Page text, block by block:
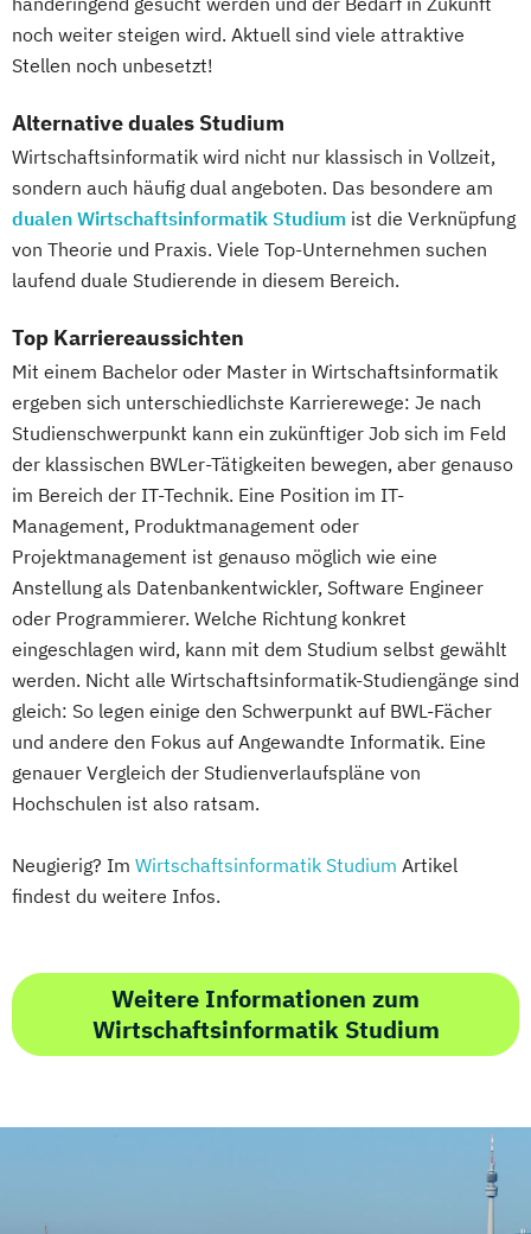
noch weiter steigen wird. Aktuell sind viele attraktive
Stellen noch unbesetzt!
Alternative duales Studium
Wirtschaftsinformatik wird nicht nur klassisch in Vollzeit,
sondern auch häufig dual angeboten. Das besondere am
dualen Wirtschaftsinformatik Studium ist die Verknüpfung
von Theorie und Praxis. Viele Top-Unternehmen suchen
laufend duale Studierende in diesem Bereich.
Top Karriereaussichten
Mit einem Bachelor oder Master in Wirtschaftsinformatik
ergeben sich unterschiedlichste Karrierewege: Je nach
Studienschwerpunkt kann ein zukünftiger Job sich im Feld
der klassischen BWLer-Tätigkeiten bewegen, aber genauso
im Bereich der IT-Technik. Eine Position im IT-
Management, Produktmanagement oder
Projektmanagement ist genauso möglich wie eine
Anstellung als Datenbankentwickler, Software Engineer
oder Programmierer. Welche Richtung konkret
eingeschlagen wird, kann mit dem Studium selbst gewählt
werden. Nicht alle Wirtschaftsinformatik-Studiengänge sind
gleich: So legen einige den Schwerpunkt auf BWL-Fächer
und andere den Fokus auf Angewandte Informatik. Eine
genauer Vergleich der Studienverlaufspläne von
Hochschulen ist also ratsam.
Neugierig? Im Wirtschaftsinformatik Studium Artikel
findest du weitere Infos.
Weitere Informationen zum
Wirtschaftsinformatik Studium